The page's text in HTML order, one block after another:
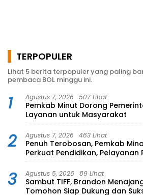
TERPOPULER
Lihat 5 berita terpopuler yang paling
pembaca BOL minggu ini.
1 Agustus 7, 2026 507 Lihat
Pemkab Minut Dorong
Layanan untuk Masyarakat
2 Agustus 7, 2026 463 Lihat
Penuh Terobosan, Pemkab
Perkuat Pendidikan, Pelayanan
Kesehatan
3 Agustus 5, 2026 89 Lihat
Sambut TIFF, Brandon
Tomohon Siap Dukung dan